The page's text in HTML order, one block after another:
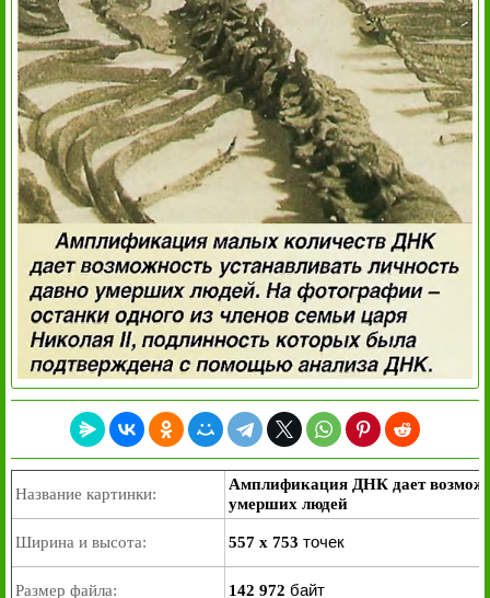
Название картинки:
Амплификация ДНК дает
умерших людей
Ширина и высота: 557 x 753 точек
Размер файла: 142 972 байт